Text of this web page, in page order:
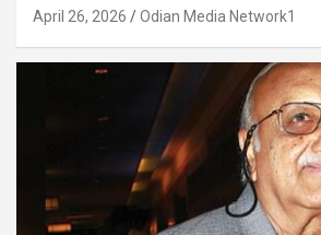
April 26, 2026 Odian Media Network1